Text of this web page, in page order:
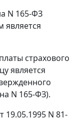
N 165-ФЗ
является
страхового
является
N 165-ФЗ).
19.05.1995 N 81-